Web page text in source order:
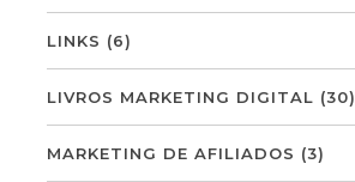
LINKS (6)
LIVROS MARKETING DIGITAL (30)
MARKETING DE AFILIADOS (3)